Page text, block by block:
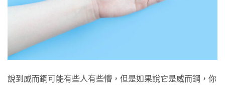
說到威而鋼可能有些人有些懵，但是如果說它是威而鋼，你